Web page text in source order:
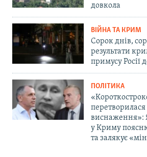
довкола
ВІЙНА ТА КРИМ
Сорок днів,
результати
примусу Росії
ПОЛІТИКА
виснаження»:
у Криму
та залякує